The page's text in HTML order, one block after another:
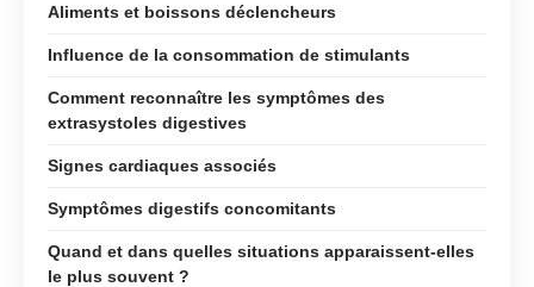
Aliments et boissons déclencheurs
Influence de la consommation de stimulants
Comment reconnaître les symptômes des
extrasystoles digestives
Signes cardiaques associés
Symptômes digestifs concomitants
Quand et dans quelles situations apparaissent-elles
le plus souvent ?